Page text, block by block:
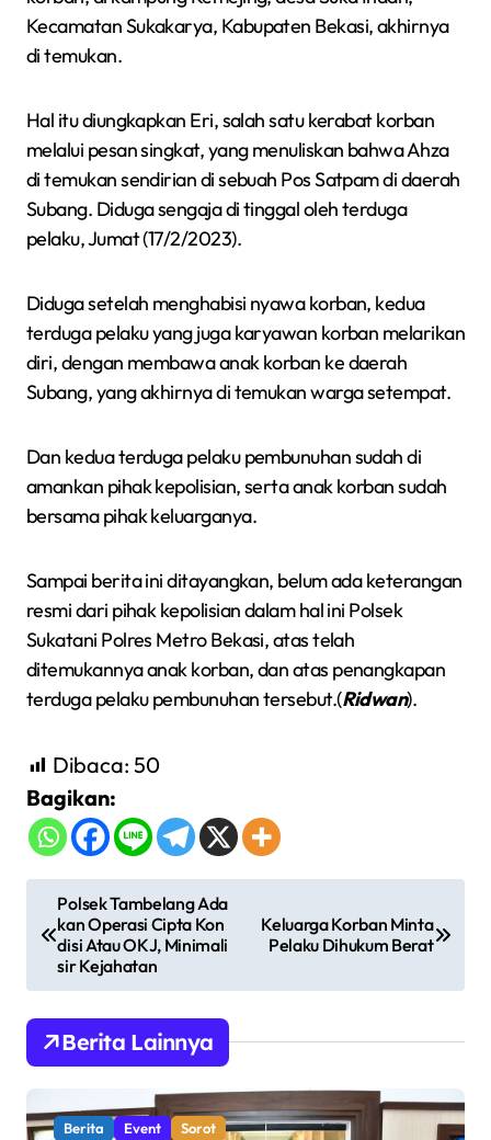
Kecamatan Sukakarya, Kabupaten Bekasi, akhirnya
di temukan.
Hal itu diungkapkan Eri, salah satu kerabat korban
melalui pesan singkat, yang menuliskan bahwa Ahza
di temukan sendirian di sebuah Pos Satpam di daerah
Subang. Diduga sengaja di tinggal oleh terduga
pelaku, Jumat (17/2/2023).
Diduga setelah menghabisi nyawa korban, kedua
terduga pelaku yang juga karyawan korban melarikan
diri, dengan membawa anak korban ke daerah
Subang, yang akhirnya di temukan warga setempat.
Dan kedua terduga pelaku pembunuhan sudah di
amankan pihak kepolisian, serta anak korban sudah
bersama pihak keluarganya.
Sampai berita ini ditayangkan, belum ada keterangan
resmi dari pihak kepolisian dalam hal ini Polsek
Sukatani Polres Metro Bekasi, atas telah
ditemukannya anak korban, dan atas penangkapan
terduga pelaku pembunuhan tersebut.(Ridwan).
Dibaca: 50
Bagikan:
a
a
s
Polsek Tambelang Ada
kan Operasi Cipta Kon
disi Atau OKJ, Minimali
sir Kejahatan
Keluarga Korban Minta
Pelaku Dihukum Berat
Berita Lainnya
Berita Event Sorot